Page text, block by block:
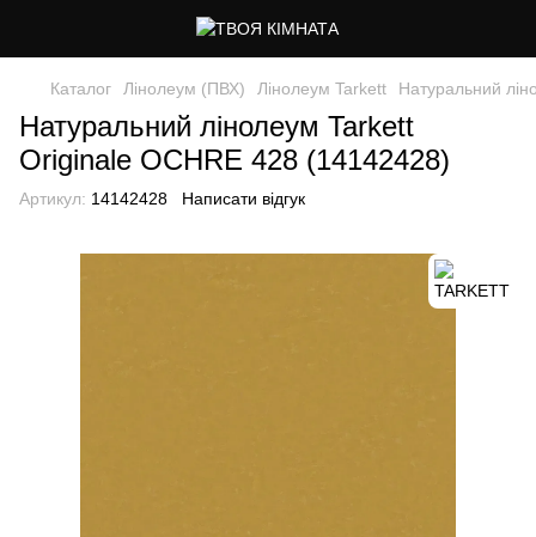
Каталог Лінолеум (ПВХ) Лінолеум Tarkett Натуральний
Натуральний лінолеум Tarkett
Originale OCHRE 428 (14142428)
Артикул: 14142428 Написати відгук